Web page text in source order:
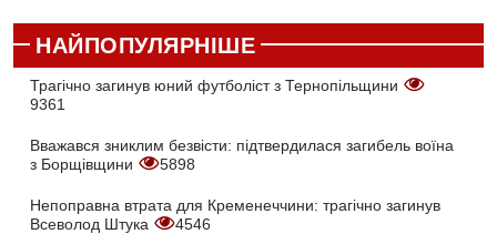
НАЙПОПУЛЯРНІШЕ
Трагічно загинув юний футболіст з Тернопільщини
9361
Вважався зниклим безвісти: підтвердилася загибель воїна
з Борщівщини
5898
Непоправна втрата для Кременеччини: трагічно загинув
Всеволод Штука
4546